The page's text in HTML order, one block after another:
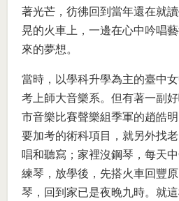
著光芒，彷彿回到當年還在就
晃的火車上，一邊在心中吟唱
來的夢想。
當時，以學科升學為主的臺中
考上師大音樂系。但有著一副
市音樂比賽聲樂組季軍的趙皓
要加考的術科項目，就另外找
唱和聽寫；家裡沒鋼琴，每天
練琴，放學後，先搭火車回豐
琴，回到家已是夜晚九時。就